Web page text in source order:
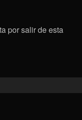
por salir de esta